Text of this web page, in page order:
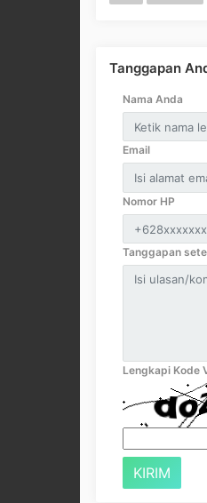
Tanggapan
Nama Anda
Email
Nomor HP
Tanggapan
Lengkapi Kode